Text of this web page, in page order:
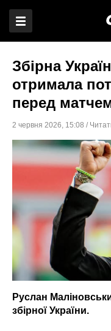
Збірна
отримала
перед
2 червня 2026, 15:08 /
Руслан
збірної України.